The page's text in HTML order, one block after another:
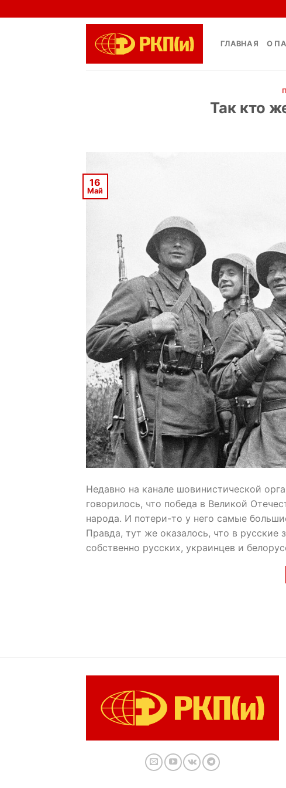
to
ГЛАВНАЯ О
Так кто
16
Май
Недавно на канале шовинистической
говорилось, что победа в Великой
народа. И потери-то у него самые
Правда, тут же оказалось, что в русские
собственно русских, украинцев и